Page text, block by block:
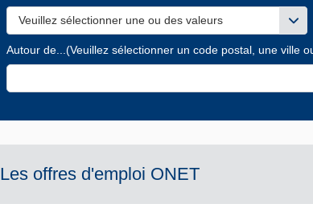
Veuillez sélectionner une ou des valeurs
Autour de...(Veuillez sélectionner un code postal, une ville
Les offres d'emploi ONET